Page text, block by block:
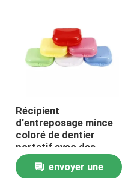
Produits
Au sujet de nous
Récipient
d'entreposage mince
coloré de dentier
portatif avec des
trous de conduit
envoyer une